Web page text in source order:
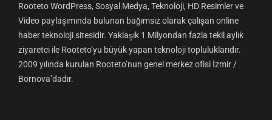
Rooteto WordPress, Sosyal Medya, Teknoloji, HD Resimler ve
Video paylaşımında bulunan bağımsız olarak çalışan online
haber teknoloji sitesidir. Yaklaşık 1 Milyondan fazla tekil aylık
ziyaretci ile Rooteto’yu büyük yapan teknoloji topluluklarıdır.
2009 yılında kurulan Rooteto’nun genel merkez ofisi İzmir /
Bornova’dadır.